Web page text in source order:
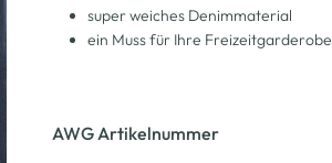
super weiches Denimmaterial
ein Muss für Ihre Freizeitgarderobe
AWG Artikelnummer